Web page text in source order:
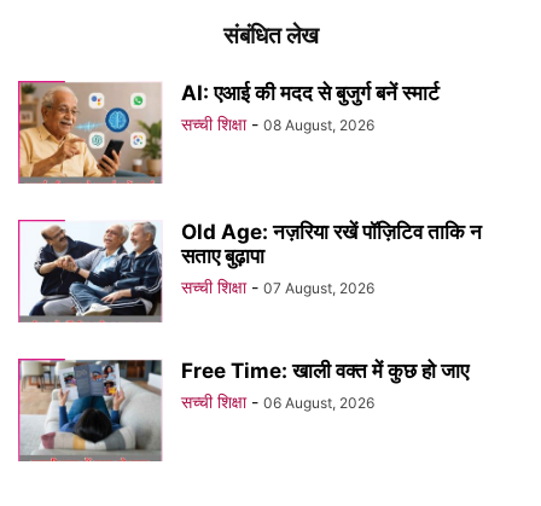
संबंधित लेख
AI: एआई की मदद से बुजुर्ग बनें स्मार्ट
सच्ची शिक्षा - 08 August, 2026
Old Age: नज़रिया रखें पॉज़िटिव ताकि न
सताए बुढ़ापा
सच्ची शिक्षा - 07 August, 2026
Free Time: खाली वक्त में कुछ हो जाए
सच्ची शिक्षा - 06 August, 2026